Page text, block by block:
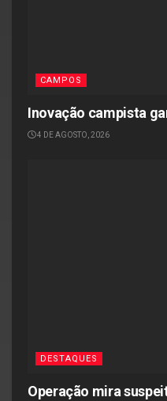
CAMPOS
Inovação campista
4 DE AGOSTO, 2026
DESTAQUES
Operação mira